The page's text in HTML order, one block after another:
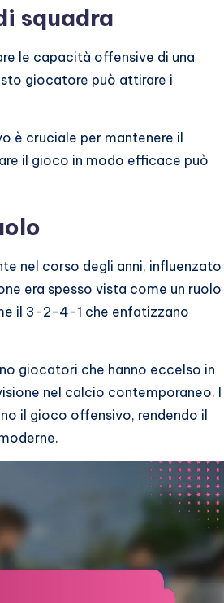
squadra
le capacità offensive di una
giocatore può attirare i
è cruciale per mantenere il
il gioco in modo efficace può
nel corso degli anni, influenzato
era spesso vista come un ruolo
il 3-2-4-1 che enfatizzano
giocatori che hanno eccelso in
nel calcio contemporaneo. I
il gioco offensivo, rendendo il